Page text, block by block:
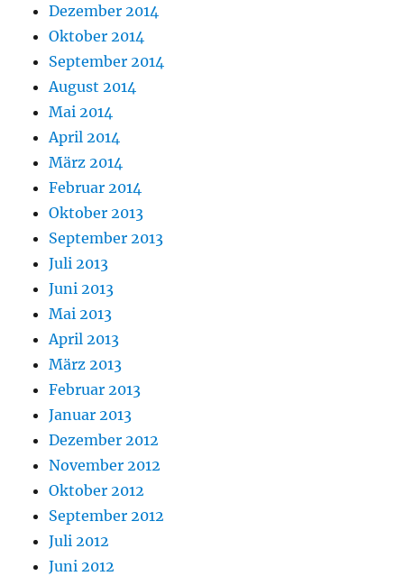
Dezember 2014
Oktober 2014
September 2014
August 2014
Mai 2014
April 2014
März 2014
Februar 2014
Oktober 2013
September 2013
Juli 2013
Juni 2013
Mai 2013
April 2013
März 2013
Februar 2013
Januar 2013
Dezember 2012
November 2012
Oktober 2012
September 2012
Juli 2012
Juni 2012